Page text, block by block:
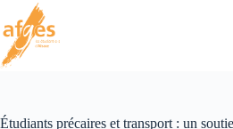
Étudiants précaires et transport : un